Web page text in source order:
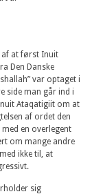
af at først Inuit
Den Danske
var optaget i
side man går ind i
Ataqatigiit om at
af ordet den
en overlegent
om mange andre
ikke til, at
sig